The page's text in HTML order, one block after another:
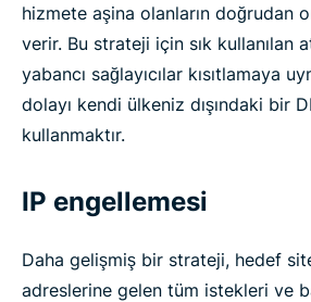
hizmete aşina olanların doğrudan
verir. Bu strateji için sık kullanılan
yabancı sağlayıcılar kısıtlamaya
dolayı kendi ülkeniz dışındaki bir
kullanmaktır.
IP engellemesi
Daha gelişmiş bir strateji, hedef
adreslerine gelen tüm istekleri ve